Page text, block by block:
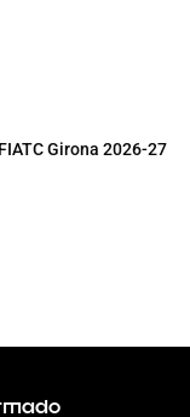
Girona 2026-27